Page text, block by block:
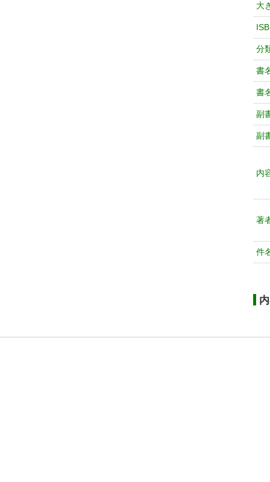
大
分
書
書
副
副
内
著
件